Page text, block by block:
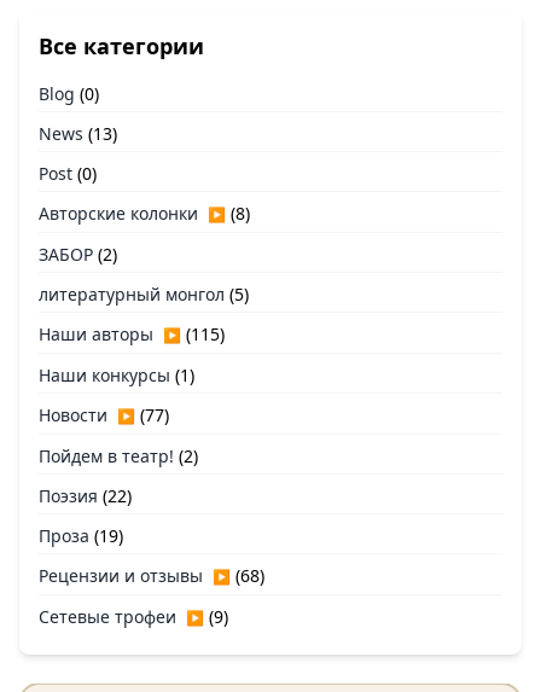
Все категории
Blog (0)
News (13)
Post (0)
Авторские колонки ▶ (8)
ЗАБОР (2)
литературный монгол (5)
Наши авторы ▶ (115)
Наши конкурсы (1)
Новости ▶ (77)
Пойдем в театр! (2)
Поэзия (22)
Проза (19)
Рецензии и отзывы ▶ (68)
Сетевые трофеи ▶ (9)